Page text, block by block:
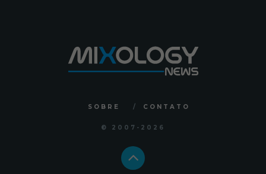
SOBRE CONTATO
© 2007 -2026